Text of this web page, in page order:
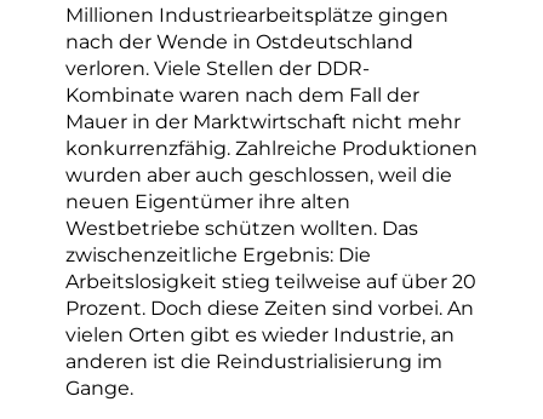
Millionen Industriearbeitsplätze gingen
nach der Wende in Ostdeutschland
verloren. Viele Stellen der DDR-
Kombinate waren nach dem Fall der
Mauer in der Marktwirtschaft nicht mehr
konkurrenzfähig. Zahlreiche Produktionen
wurden aber auch geschlossen, weil die
neuen Eigentümer ihre alten
Westbetriebe schützen wollten. Das
zwischenzeitliche Ergebnis: Die
Arbeitslosigkeit stieg teilweise auf über 20
Prozent. Doch diese Zeiten sind vorbei. An
vielen Orten gibt es wieder Industrie, an
anderen ist die Reindustrialisierung im
Gange.